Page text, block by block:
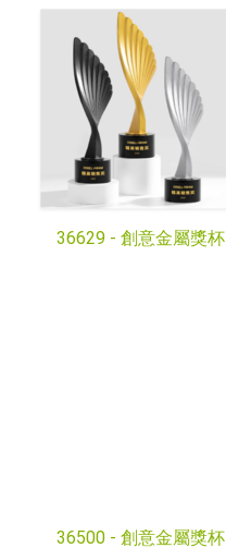
36629 - 創意金屬獎杯
36500 - 創意金屬獎杯